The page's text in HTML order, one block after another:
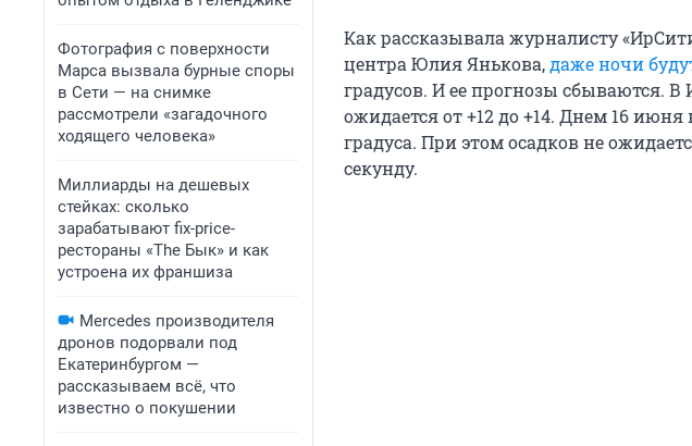
Фотография с поверхности
Марса вызвала бурные споры
в Сети — на снимке
рассмотрели «загадочного
ходящего человека»
Миллиарды на дешевых
стейках: сколько
зарабатывают fix-price-
рестораны «The Бык» и как
устроена их франшиза
Mercedes производителя
дронов подорвали под
Екатеринбургом —
рассказываем всё, что
известно о покушении
Как рассказывала журналисту
центра Юлия Янькова,даже ночи
градусов. И ее прогнозы сбываются. В
ожидается от +12 до +14. Днем 16 июня
градуса. При этом осадков не
секунду.